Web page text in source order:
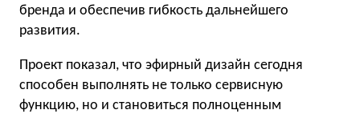
бренда и обеспечив гибкость дальнейшего
развития.
Проект показал, что эфирный дизайн сегодня
способен выполнять не только сервисную
функцию, но и становиться полноценным